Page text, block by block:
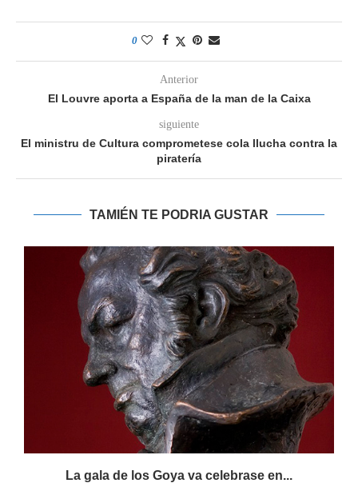
0
Anterior
El Louvre aporta a España de la man de la Caixa
siguiente
El ministru de Cultura comprometese cola llucha contra la
piratería
TAMIÉN TE PODRIA GUSTAR
La gala de los Goya va celebrase en...